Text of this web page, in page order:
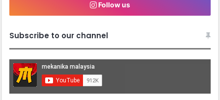
Follow us
Subscribe to our channel